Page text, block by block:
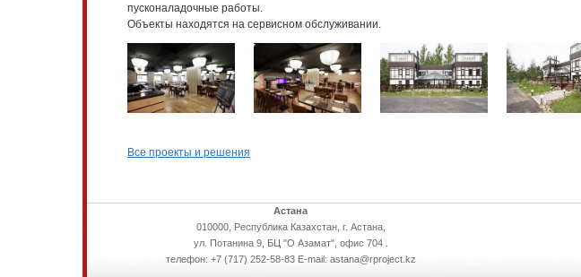
пусконаладочные работы.
Объекты находятся на сервисном обслуживании.
Все проекты и решения
Астана
010000, Республика Казахстан, г. Астана,
ул. Потанина 9, БЦ "О Азамат", офис 704 .
телефон: +7 (717) 252-58-83 E-mail: astana@rproject.kz